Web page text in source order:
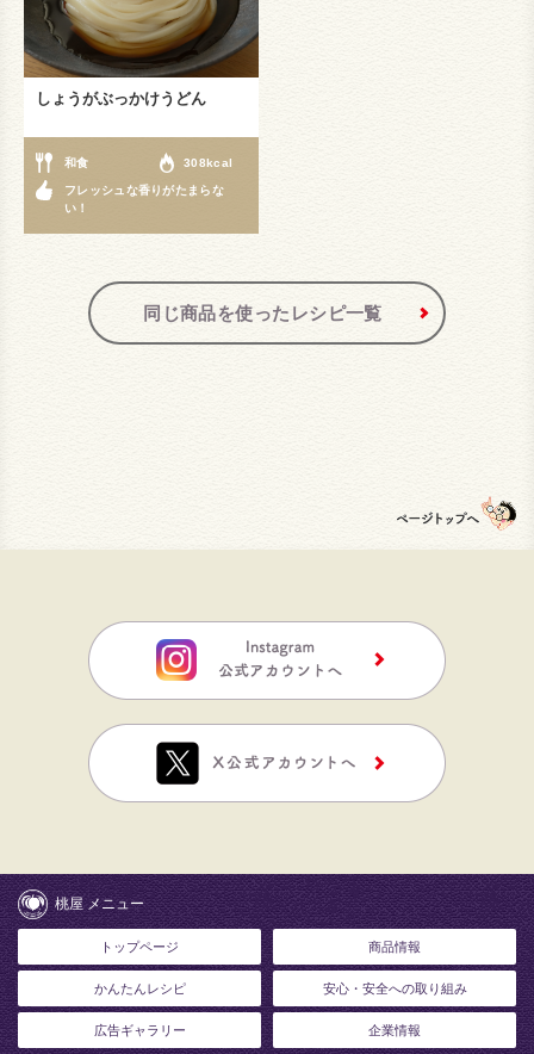
しょうがぶっかけうどん
和食 308kcal
フレッシュな香りがたまらな
い！
同じ商品を使ったレシピ一覧
桃屋 メニュー
トップページ 商品情報
かんたんレシピ 安心・安全への取り組み
広告ギャラリー 企業情報